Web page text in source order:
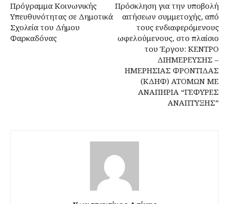
Πρόγραμμα Κοινωνικής
Υπευθυνότητας σε Δημοτικά
Σχολεία του Δήμου
Φαρκαδόνας
Πρόσκληση για την υποβολή
αιτήσεων συμμετοχής, από
τους ενδιαφερόμενους
ωφελούμενους, στο πλαίσιο
του Έργου: ΚΕΝΤΡΟ
ΔΙΗΜΕΡΕΥΣΗΣ –
ΗΜΕΡΗΣΙΑΣ ΦΡΟΝΤΙΔΑΣ
(ΚΔΗΦ) ΑΤΟΜΩΝ ΜΕ
ΑΝΑΠΗΡΙΑ “ΓΕΦΥΡΕΣ
ΑΝΑΠΤΥΞΗΣ”